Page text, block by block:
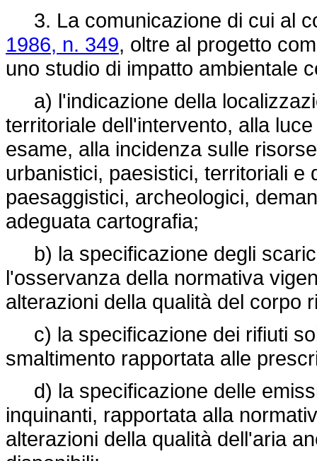
3. La comunicazione di cui al
1986, n. 349, oltre al progetto
uno studio di impatto ambientale
a) l'indicazione della
territoriale dell'intervento, alla
esame, alla incidenza sulle
urbanistici, paesistici, territoriali e
paesaggistici, archeologici,
adeguata cartografia;
b) la specificazione degli
l'osservanza della normativa
alterazioni della qualità del corpo
c) la specificazione dei rifiuti
smaltimento rapportata alle
d) la specificazione delle
inquinanti, rapportata alla
alterazioni della qualità dell'aria